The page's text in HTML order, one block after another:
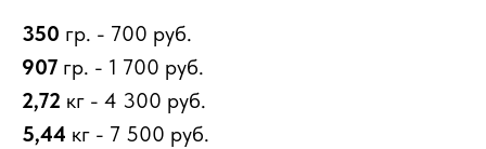
350 гр. - 700 руб.
907 гр. - 1 700 руб.
2,72 кг - 4 300 руб.
5,44 кг - 7 500 руб.
Подписаться